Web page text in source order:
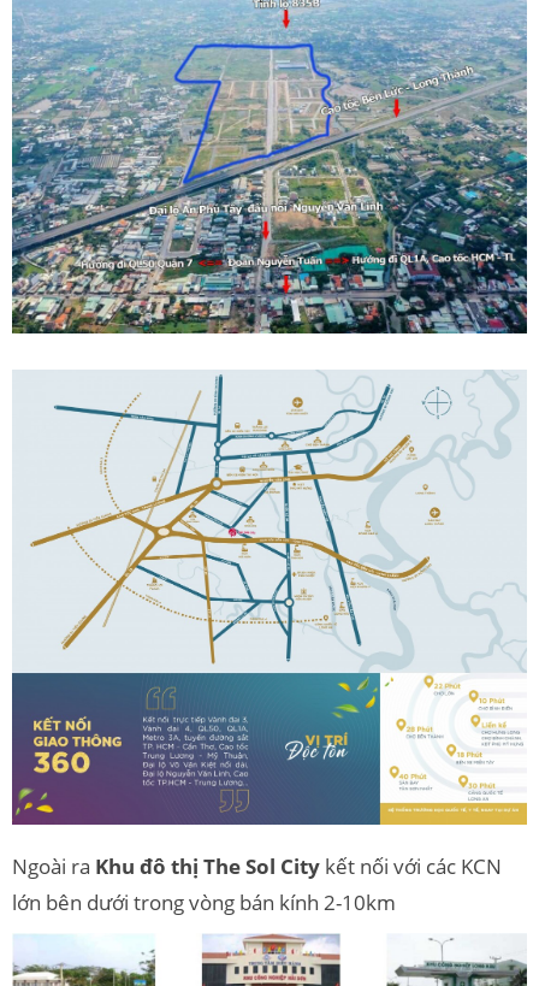
Ngoài ra Khu đô thị The Sol City kết nối với các KCN
lớn bên dưới trong vòng bán kính 2-10km